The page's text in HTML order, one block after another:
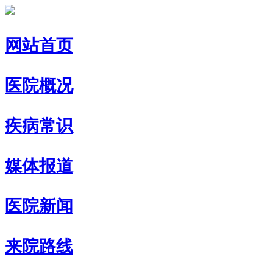
网站首页
医院概况
疾病常识
媒体报道
医院新闻
来院路线